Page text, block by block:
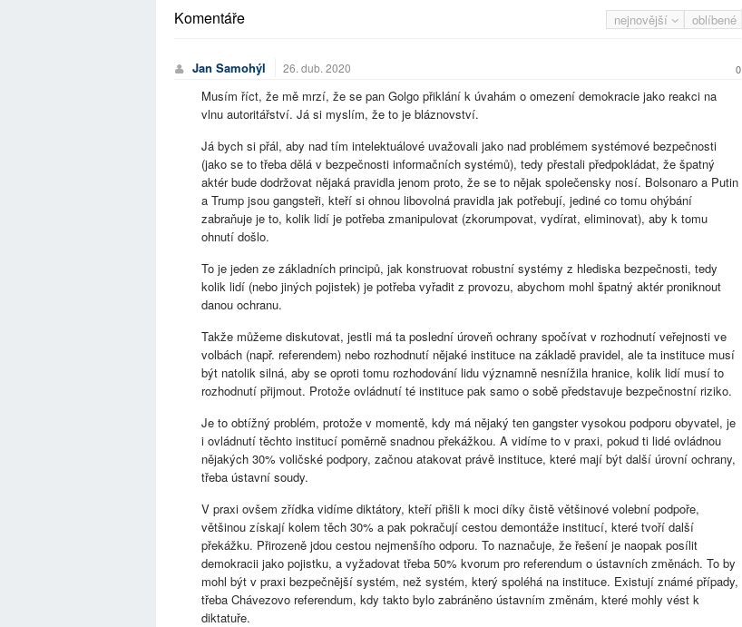
nejnovější oblíbené
Komentáře
Jan Samohýl 26. dub. 2020 0
Musím říct, že mě mrzí, že se pan Golgo přiklání k úvahám o omezení demokracie jako reakci na
vlnu autoritářství. Já si myslím, že to je bláznovství.
Já bych si přál, aby nad tím intelektuálové uvažovali jako nad problémem systémové bezpečnosti
(jako se to třeba dělá v bezpečnosti informačních systémů), tedy přestali předpokládat, že špatný
aktér bude dodržovat nějaká pravidla jenom proto, že se to nějak společensky nosí. Bolsonaro a Putin
a Trump jsou gangsteři, kteří si ohnou libovolná pravidla jak potřebují, jediné co tomu ohýbání
zabraňuje je to, kolik lidí je potřeba zmanipulovat (zkorumpovat, vydírat, eliminovat), aby k tomu
ohnutí došlo.
To je jeden ze základních principů, jak konstruovat robustní systémy z hlediska bezpečnosti, tedy
kolik lidí (nebo jiných pojistek) je potřeba vyřadit z provozu, abychom mohl špatný aktér proniknout
danou ochranu.
Takže můžeme diskutovat, jestli má ta poslední úroveň ochrany spočívat v rozhodnutí veřejnosti ve
volbách (např. referendem) nebo rozhodnutí nějaké instituce na základě pravidel, ale ta instituce musí
být natolik silná, aby se oproti tomu rozhodování lidu významně nesnížila hranice, kolik lidí musí to
rozhodnutí přijmout. Protože ovládnutí té instituce pak samo o sobě představuje bezpečnostní riziko.
Je to obtížný problém, protože v momentě, kdy má nějaký ten gangster vysokou podporu obyvatel, je
i ovládnutí těchto institucí poměrně snadnou překážkou. A vidíme to v praxi, pokud ti lidé ovládnou
nějakých 30% voličské podpory, začnou atakovat právě instituce, které mají být další úrovní ochrany,
třeba ústavní soudy.
V praxi ovšem zřídka vidíme diktátory, kteří přišli k moci díky čistě většinové volební podpoře,
většinou získají kolem těch 30% a pak pokračují cestou demontáže institucí, které tvoří další
překážku. Přirozeně jdou cestou nejmenšího odporu. To naznačuje, že řešení je naopak posílit
demokracii jako pojistku, a vyžadovat třeba 50% kvorum pro referendum o ústavních změnách. To by
mohl být v praxi bezpečnější systém, než systém, který spoléhá na instituce. Existují známé případy,
třeba Chávezovo referendum, kdy takto bylo zabráněno ústavním změnám, které mohly vést k
diktatuře.